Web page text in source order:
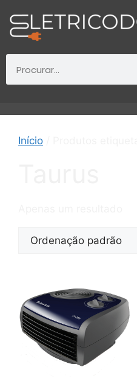
Início